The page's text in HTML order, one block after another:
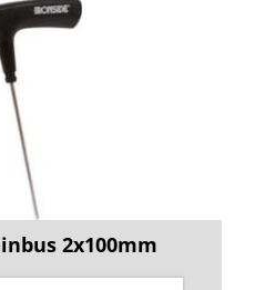
2x100mm